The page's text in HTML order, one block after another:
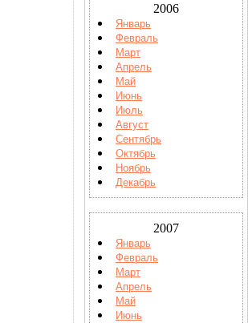
2006
Январь
Февраль
Март
Апрель
Май
Июнь
Июль
Август
Сентябрь
Октябрь
Ноябрь
Декабрь
2007
Январь
Февраль
Март
Апрель
Май
Июнь